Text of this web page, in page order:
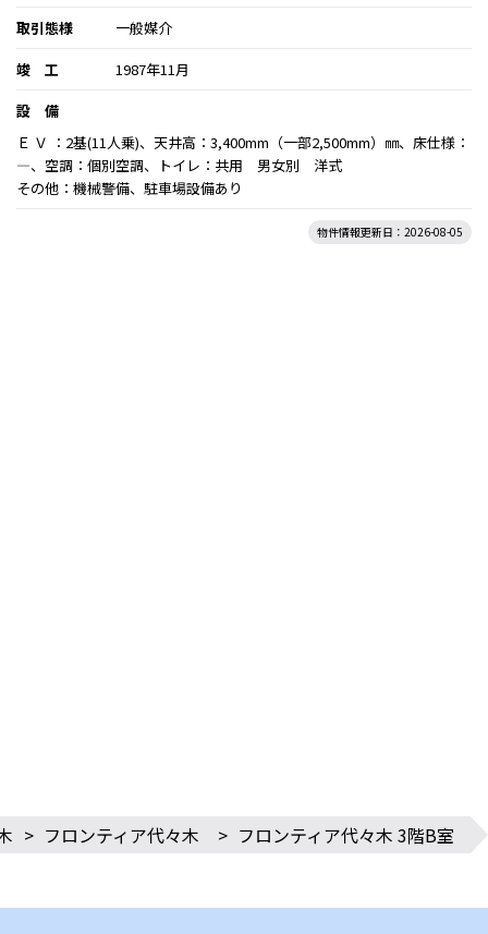
取引態様
一般媒介
竣 工
1987年11月
設 備
Ｅ Ｖ ：2基(11人乗)、天井高：3,400mm（一部2,500mm）㎜、床仕様：
―、空調：個別空調、トイレ：共用 男女別 洋式
その他：機械警備、駐車場設備あり
物件情報更新日：2026-08-05
> フロンティア代々木 > フロンティア代々木 3階B室